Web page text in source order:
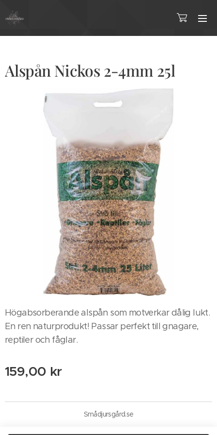
Alspån Nickos 2-4mm 25l
Högabsorberande alspån som motverkar dålig lukt.
En ren naturprodukt! Passar perfekt till gnagare,
reptiler och fåglar.
159,00 kr
Smådjursgård.se